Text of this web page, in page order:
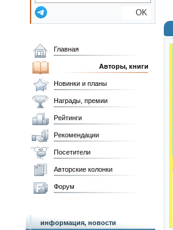
OK
Главная
Авторы, книги
Новинки и планы
Награды, премии
Рейтинги
Рекомендации
Посетители
Авторские колонки
Форум
информация, новости